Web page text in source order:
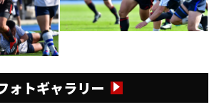
ォトギャラリー